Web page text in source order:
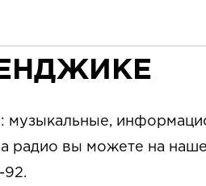
музыкальные,
радио вы можете на
92.